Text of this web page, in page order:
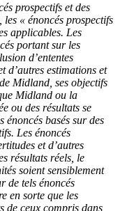
prospectifs et des
« énoncés prospectifs
applicables. Les
portant sur les
d’ententes
d’autres estimations et
Midland, ses objectifs
Midland ou la
ou des résultats se
énoncés basés sur des
Les énoncés
et d’autres
résultats réels, le
soient sensiblement
de tels énoncés
en sorte que les
de ceux compris dans